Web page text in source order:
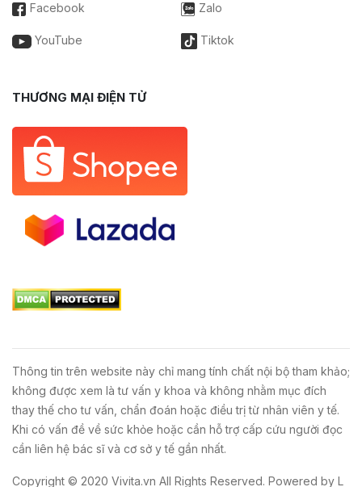
Facebook Zalo
YouTube Tiktok
THƯƠNG MẠI ĐIỆN TỬ
Thông tin trên website này chỉ mang tính chất nội bộ tham khảo;
không được xem là tư vấn y khoa và không nhằm mục đích
thay thế cho tư vấn, chẩn đoán hoặc điều trị từ nhân viên y tế.
Khi có vấn đề về sức khỏe hoặc cần hỗ trợ cấp cứu người đọc
cần liên hệ bác sĩ và cơ sở y tế gần nhất.
Copyright © 2020 Vivita.vn All Rights Reserved. Powered by L